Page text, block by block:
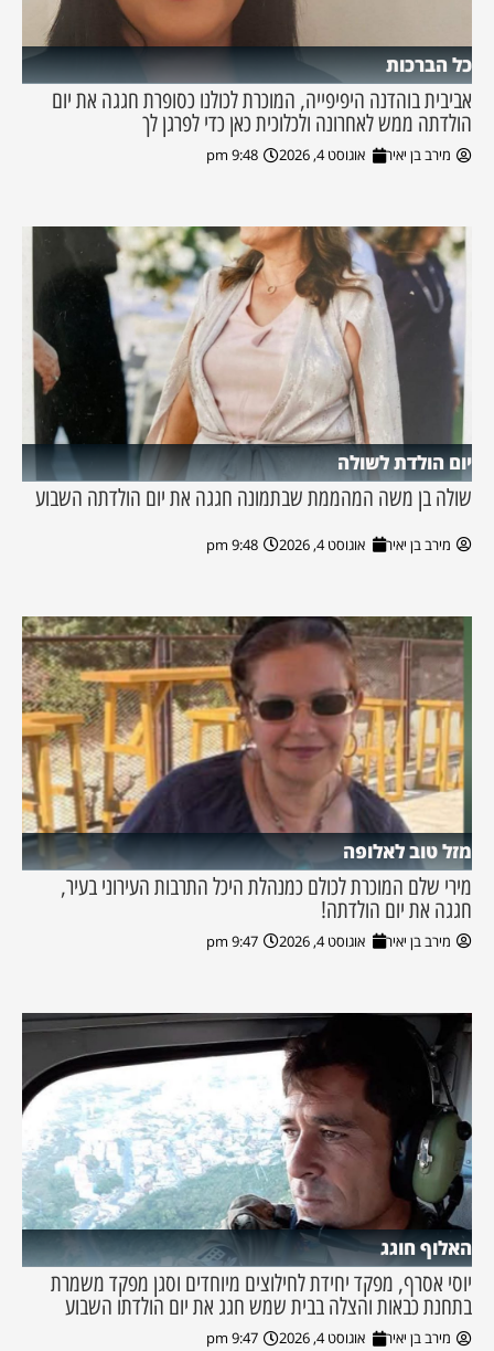
כל הברכות
אביבית בוהדנה היפיפייה, המוכרת לכולנו כסופרת חגגה את יום
הולדתה ממש לאחרונה ולכלוכית כאן כדי לפרגן לך
מירב בן יאיר אוגוסט 4, 2026 9:48 pm
יום הולדת לשולה
שולה בן משה המהממת שבתמונה חגגה את יום הולדתה השבוע
מירב בן יאיר אוגוסט 4, 2026 9:48 pm
מזל טוב לאלופה
מירי שלם המוכרת לכולם כמנהלת היכל התרבות העירוני בעיר,
חגגה את יום הולדתה!
מירב בן יאיר אוגוסט 4, 2026 9:47 pm
האלוף חוגג
יוסי אסרף, מפקד יחידת לחילוצים מיוחדים וסגן מפקד משמרת
בתחנת כבאות והצלה בבית שמש חגג את יום הולדתו השבוע
מירב בן יאיר אוגוסט 4, 2026 9:47 pm